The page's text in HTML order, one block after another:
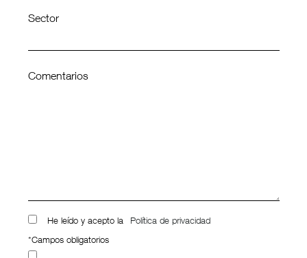
Sector
Comentarios
He leído y acepto la Política de privacidad
*Campos obligatorios